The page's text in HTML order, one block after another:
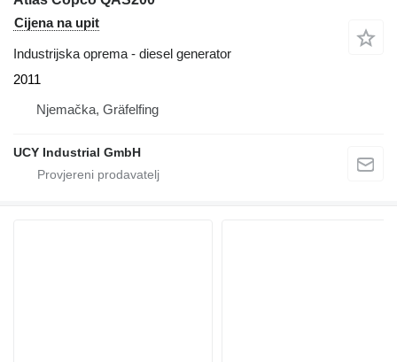
Cijena na upit
Industrijska oprema - diesel generator
2011
Njemačka, Gräfelfing
UCY Industrial GmbH